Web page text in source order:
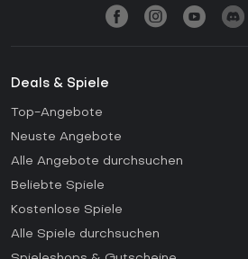
Deals & Spiele
Top-Angebote
Neuste Angebote
Alle Angebote durchsuchen
Beliebte Spiele
Kostenlose Spiele
Alle Spiele durchsuchen